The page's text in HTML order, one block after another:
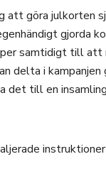
att göra julkorten
gjorda
samtidigt till att
delta i
det till en